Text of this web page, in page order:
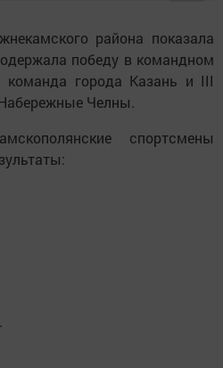
района показала
победу в командном
команда города Казань и III
Челны.
спортсмены